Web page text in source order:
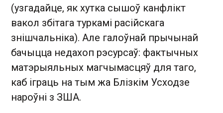
(узгадайце, як хутка сышоў канфлікт
вакол збітага туркамі расійскага
знішчальніка). Але галоўнай прычынай
бачыцца недахоп рэсурсаў: фактычных
матэрыяльных магчымасцяў для таго,
каб іграць на тым жа Блізкім Усходзе
нароўні з ЗША.